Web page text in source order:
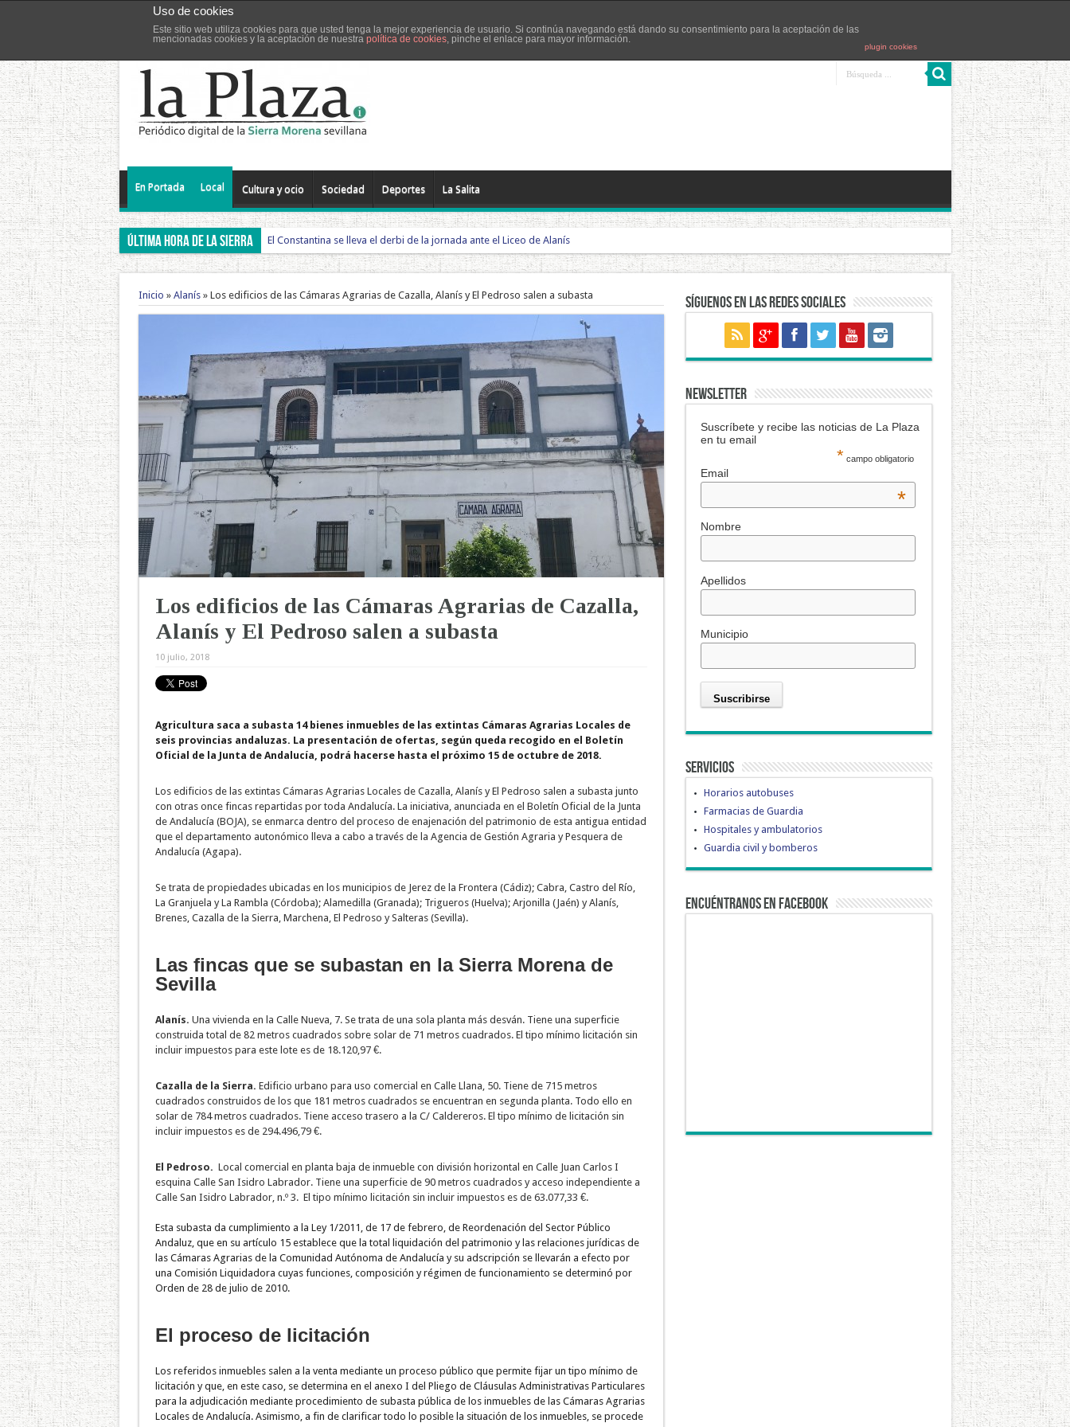
Uso de cookies
Este sitio web utiliza cookies para que usted tenga la mejor experiencia de usuario. Si continúa navegando está dando su consentimiento para la aceptación de las
mencionadas cookies y la aceptación de nuestra política de cookies, pinche el enlace para mayor información.
plugin cookies
Jueves,6 agosto, 2026
San Nicolás
En Portada Local Cultura y ocio Sociedad Deportes La Salita
ÚLTIMA HORA DE LA SIERRA El Constantina se lleva el derbi de la jornada ante el Liceo de Alanís
Inicio » Alanís» Los edificios de las Cámaras Agrarias de Cazalla, Alanís y El Pedroso salen a subasta
Los edificios de las Cámaras Agrarias de Cazalla,
Alanís y El Pedroso salen a subasta
10 julio, 2018
Agricultura saca a subasta 14 bienes inmuebles de las extintas Cámaras Agrarias Locales de
seis provincias andaluzas. La presentación de ofertas, según queda recogido en el Boletín
Oficial de la Junta de Andalucía, podrá hacerse hasta el próximo 15 de octubre de 2018.
Los edificios de las extintas Cámaras Agrarias Locales de Cazalla, Alanís y El Pedroso salen a subasta junto
con otras once fincas repartidas por toda Andalucía. La iniciativa, anunciada en el Boletín Oficial de la Junta
de Andalucía (BOJA), se enmarca dentro del proceso de enajenación del patrimonio de esta antigua entidad
que el departamento autonómico lleva a cabo a través de la Agencia de Gestión Agraria y Pesquera de
Andalucía (Agapa).
Se trata de propiedades ubicadas en los municipios de Jerez de la Frontera (Cádiz); Cabra, Castro del Río,
La Granjuela y La Rambla (Córdoba); Alamedilla (Granada); Trigueros (Huelva); Arjonilla (Jaén) y Alanís,
Brenes, Cazalla de la Sierra, Marchena, El Pedroso y Salteras (Sevilla).
Las fincas que se subastan en la Sierra Morena de
Sevilla
Alanís. Una vivienda en la Calle Nueva, 7. Se trata de una sola planta más desván. Tiene una superficie
construida total de 82 metros cuadrados sobre solar de 71 metros cuadrados. El tipo mínimo licitación sin
incluir impuestos para este lote es de 18.120,97 €.
Cazalla de la Sierra. Edificio urbano para uso comercial en Calle Llana, 50. Tiene de 715 metros
cuadrados construidos de los que 181 metros cuadrados se encuentran en segunda planta. Todo ello en
solar de 784 metros cuadrados. Tiene acceso trasero a la C/ Caldereros. El tipo mínimo de licitación sin
incluir impuestos es de 294.496,79 €.
El Pedroso. Local comercial en planta baja de inmueble con división horizontal en Calle Juan Carlos I
esquina Calle San Isidro Labrador. Tiene una superficie de 90 metros cuadrados y acceso independiente a
Calle San Isidro Labrador, n.º 3. El tipo mínimo licitación sin incluir impuestos es de 63.077,33 €.
Esta subasta da cumplimiento a la Ley 1/2011, de 17 de febrero, de Reordenación del Sector Público
Andaluz, que en su artículo 15 establece que la total liquidación del patrimonio y las relaciones jurídicas de
las Cámaras Agrarias de la Comunidad Autónoma de Andalucía y su adscripción se llevarán a efecto por
una Comisión Liquidadora cuyas funciones, composición y régimen de funcionamiento se determinó por
Orden de 28 de julio de 2010.
El proceso de licitación
Los referidos inmuebles salen a la venta mediante un proceso público que permite fijar un tipo mínimo de
licitación y que, en este caso, se determina en el anexo I del Pliego de Cláusulas Administrativas Particulares
para la adjudicación mediante procedimiento de subasta pública de los inmuebles de las Cámaras Agrarias
Locales de Andalucía. Asimismo, a fin de clarificar todo lo posible la situación de los inmuebles, se procede
Síguenos en las redes sociales
NEWSLETTER
Suscríbete y recibe las noticias de La Plaza
en tu email
* campo obligatorio
Email
*
Nombre
Apellidos
Municipio
Servicios
Horarios autobuses
Farmacias de Guardia
Hospitales y ambulatorios
Guardia civil y bomberos
Encuéntranos en Facebook